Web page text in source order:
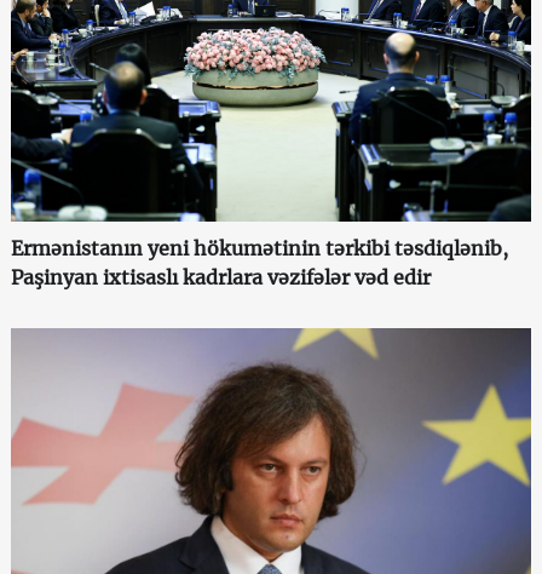
Ermənistanın yeni hökumətinin tərkibi təsdiqlənib,
Paşinyan ixtisaslı kadrlara vəzifələr vəd edir